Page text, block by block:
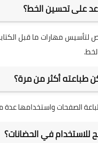
على تحسين الخط؟
مهارات ما قبل
طباعته أكثر من مرة؟
الصفحات واستخدامها عدة
للاستخدام في الحضانات؟